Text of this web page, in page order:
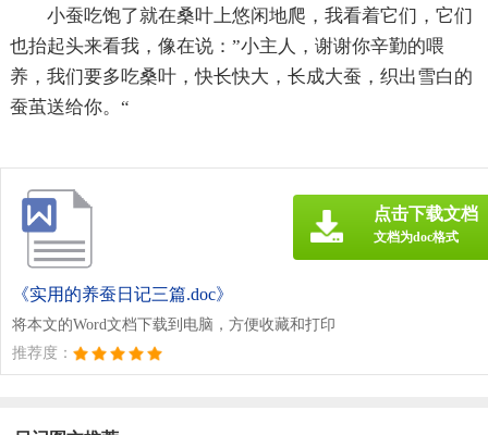
小蚕吃饱了就在桑叶上悠闲地爬，我看着它们，它们
也抬起头来看我，像在说：”小主人，谢谢你辛勤的喂
养，我们要多吃桑叶，快长快大，长成大蚕，织出雪白的
蚕茧送给你。“
《实用的养蚕日记三篇.doc》
将本文的Word文档下载到电脑，方便收藏和打印
推荐度：
点击下载文档
文档为doc格式